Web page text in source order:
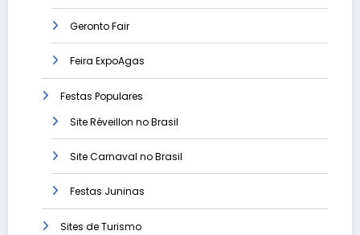
Geronto Fair
Feira ExpoAgas
Festas Populares
Site Réveillon no Brasil
Site Carnaval no Brasil
Festas Juninas
Sites de Turismo